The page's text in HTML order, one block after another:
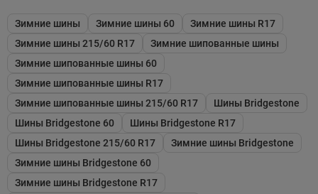
Рисунок протектора
Направленный рисунок не содержит в своей
структуре отдельного ребра в центре и кольцевых
канавок, но столь же хорошо справляется с
управлением и аквапланированием за счёт
жесткости резины и широких, значительно глубоких
поперечных канавок. Блоки V-образного рисунка
располагаются почти под прямым углом к оси
Зимние шины Зимние шины 60
Зимние шины R17
Зимние шины 215/60 R17
Зимние шипованные шины
Зимние шипованные шины 60
Зимние шипованные шины R17
Зимние шипованные шины 215/60 R17
Шины Bridgestone
Шины Bridgestone 60
Шины Bridgestone R17
Шины Bridgestone 215/60 R17
Зимние шины Bridgestone
Зимние шины Bridgestone 60
Зимние шины Bridgestone R17